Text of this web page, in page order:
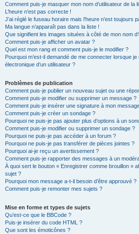
Comment puis-je masquer mon nom d’utilisateur de la
L’heure n’est pas correcte !
J’ai réglé le fuseau horaire mais l’heure n’est toujours
Ma langue n’apparaît pas dans la liste !
Que signifient les images situées à côté de mon nom
Comment puis-je afficher un avatar ?
Quel est mon rang et comment puis-je le modifier ?
Pourquoi m’est-il demandé de me connecter lorsque
électronique d’un utilisateur ?
Problèmes de publication
Comment puis-je publier un nouveau sujet ou une
Comment puis-je modifier ou supprimer un message ?
Comment puis-je insérer une signature à mon
Comment puis-je créer un sondage ?
Pourquoi ne puis-je pas ajouter plus d’options à un
Comment puis-je modifier ou supprimer un sondage ?
Pourquoi ne puis-je pas accéder à un forum ?
Pourquoi ne puis-je pas transférer de pièces jointes ?
Pourquoi ai-je reçu un avertissement ?
Comment puis-je rapporter des messages à un
À quoi sert le bouton « Enregistrer comme brouillon »
sujet ?
Pourquoi mon message a-t-il besoin d’être approuvé ?
Comment puis-je remonter mes sujets ?
Mise en forme et types de sujets
Qu’est-ce que le BBCode ?
Puis-je insérer du code HTML ?
Que sont les émoticônes ?